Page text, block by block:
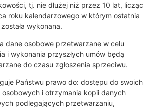
tj. nie dłużej niż przez 10 lat, licząc
roku kalendarzowego w którym ostatnia
wykonana.
dane osobowe przetwarzane w celu
i wykonania przyszłych umów będą
do czasu zgłoszenia sprzeciwu.
Państwu prawo do: dostępu do swoich
i otrzymania kopii danych
podlegających przetwarzaniu,